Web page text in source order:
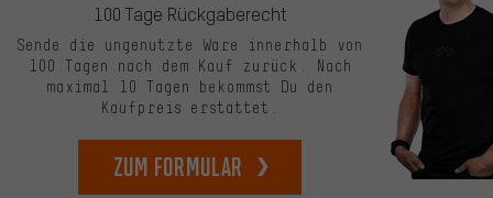
100 Tage Rückgaberecht
Sende die ungenutzte Ware innerhalb von
100 Tagen nach dem Kauf zurück. Nach
maximal 10 Tagen bekommst Du den
Kaufpreis erstattet.
zum Formular